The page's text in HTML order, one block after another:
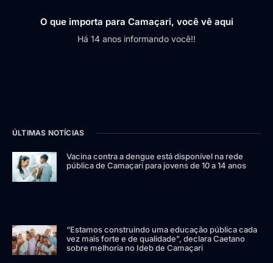
O que importa para Camaçari, você vê aqui
Há 14 anos informando você!!
ÚLTIMAS NOTÍCIAS
Vacina contra a dengue está disponível na rede
pública de Camaçari para jovens de 10 a 14 anos
“Estamos construindo uma educação pública cada
vez mais forte e de qualidade”, declara Caetano
sobre melhoria no Ideb de Camaçari